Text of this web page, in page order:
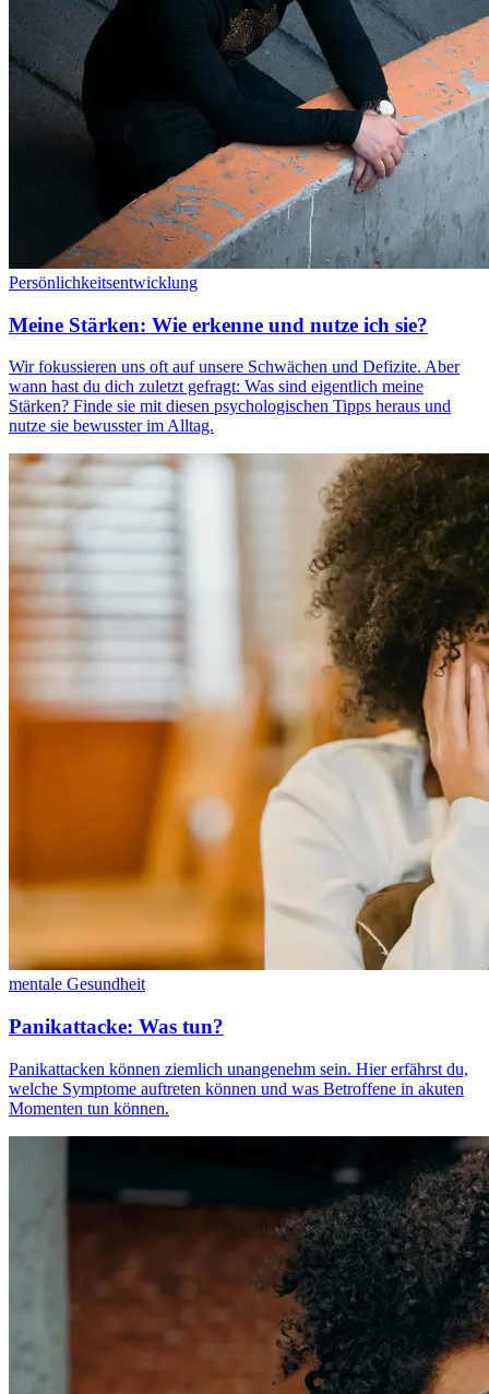
Persönlichkeitsentwicklung
Meine Stärken: Wie erkenne und nutze ich sie?
Wir fokussieren uns oft auf unsere Schwächen und Defizite. Aber
wann hast du dich zuletzt gefragt: Was sind eigentlich meine
Stärken? Finde sie mit diesen psychologischen Tipps heraus und
nutze sie bewusster im Alltag.
mentale Gesundheit
Panikattacke: Was tun?
Panikattacken können ziemlich unangenehm sein. Hier erfährst du,
welche Symptome auftreten können und was Betroffene in akuten
Momenten tun können.